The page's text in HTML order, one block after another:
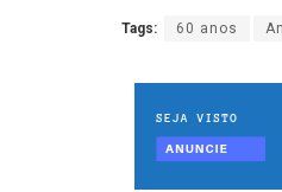
Tags: 60 anos